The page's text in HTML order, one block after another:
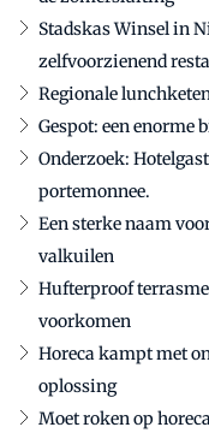
Stadskas Winsel in
zelfvoorzienend
Regionale
Gespot: een enorme
Onderzoek:
portemonnee.
Een sterke naam
valkuilen
Hufterproof
voorkomen
Horeca kampt met
oplossing
Moet roken op